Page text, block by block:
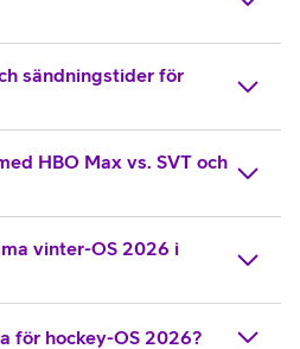
sändningstider för
HBO Max vs. SVT och
vinter-OS 2026 i
för hockey-OS 2026?